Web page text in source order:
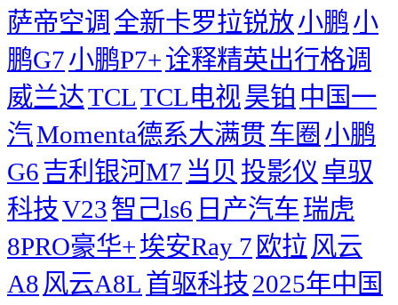
萨帝空调 全新卡罗拉锐放小鹏小
鹏G7小鹏P7+诠释精英出行格调
威兰达TCLTCL电视昊铂 中国一
汽Momenta德系大满贯车圈 小鹏
G6吉利银河M7 当贝 投影仪 卓驭
科技V23智己ls6 日产汽车瑞虎
8PRO豪华+埃安Ray 7 欧拉 风云
A8 风云A8L 首驱科技2025年中国